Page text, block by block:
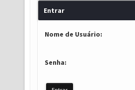
Entrar
Nome de Usuário:
Senha: